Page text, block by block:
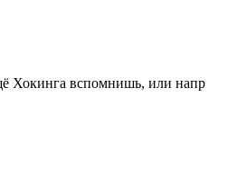
Хокинга вспомнишь, или напр